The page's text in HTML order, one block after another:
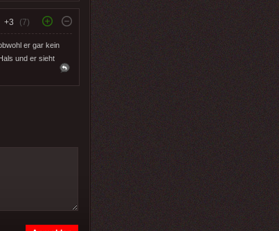
+3 (7)
er gar kein
und er sieht